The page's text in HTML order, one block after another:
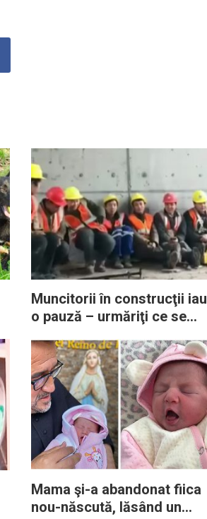
Muncitorii în construcţii iau
o pauză – urmăriţi ce se
dintre ei îşi dezvăluie
talentul
Mama şi-a abandonat fiica
nou-născută, lăsând un